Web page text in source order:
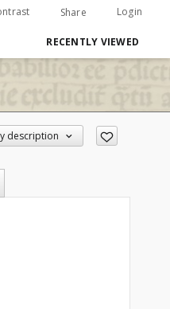
Share Login
RECENTLY VIEWED
description